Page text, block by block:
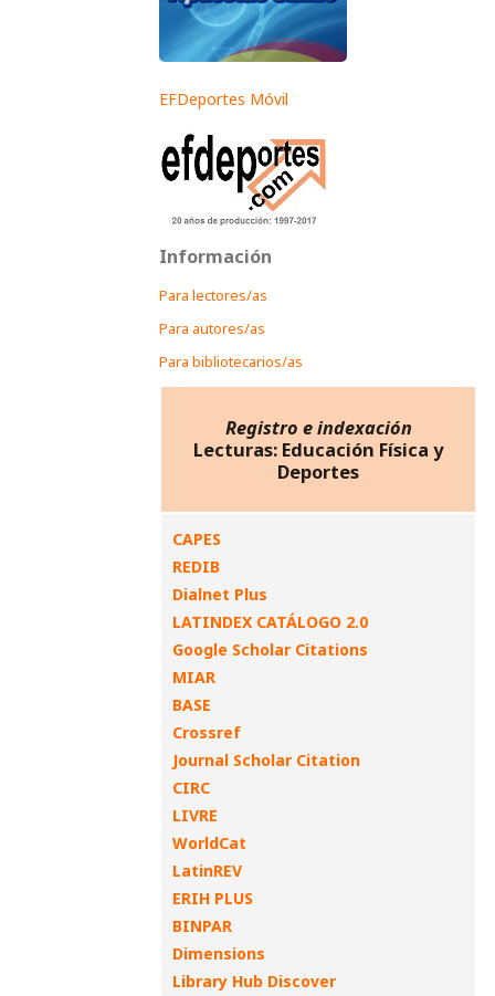
EFDeportes Móvil
Información
Para lectores/as
Para autores/as
Para bibliotecarios/as
Registro e indexación
Lecturas: Educación Física y
Deportes
CAPES
REDIB
Dialnet Plus
LATINDEX CATÁLOGO 2.0
Google Scholar Citations
MIAR
BASE
Crossref
Journal Scholar Citation
CIRC
LIVRE
WorldCat
LatinREV
ERIH PLUS
BINPAR
Dimensions
Library Hub Discover